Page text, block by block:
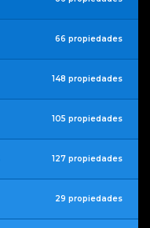
66 propiedades
148 propiedades
105 propiedades
127 propiedades
29 propiedades